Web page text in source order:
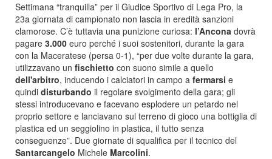
Settimana “tranquilla” per il Giudice Sportivo di Lega Pro, la
23a giornata di campionato non lascia in eredità sanzioni
clamorose. C’è tuttavia una punizione curiosa: l’Ancona dovrà
pagare 3.000 euro perché i suoi sostenitori, durante la gara
con la Maceratese (persa 0-1), “per due volte durante la gara,
utilizzavano un fischietto con suono simile a quello
dell'arbitro, inducendo i calciatori in campo a fermarsi e
quindi disturbando il regolare svolgimento della gara; gli
stessi introducevano e facevano esplodere un petardo nel
proprio settore e lanciavano sul terreno di gioco una bottiglia di
plastica ed un seggiolino in plastica, il tutto senza
conseguenze”. Due giornate di squalifica per il tecnico del
Santarcangelo Michele Marcolini.